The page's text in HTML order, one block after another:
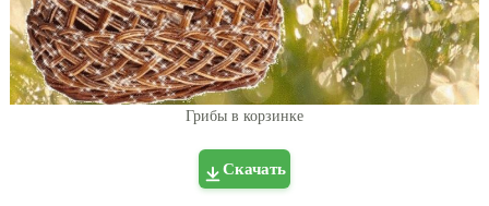
Грибы в корзинке
Скачать